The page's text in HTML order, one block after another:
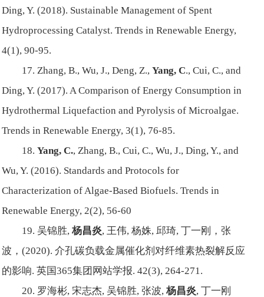
Ding, Y.(2018). Sustainable Management of Spent
Hydroprocessing Catalyst. Trends in Renewable Energy,
4(1), 90-95.
17. Zhang, B., Wu, J., Deng, Z.,Yang, C., Cui, C., and
Ding, Y. (2017). A Comparison of Energy Consumption in
Hydrothermal Liquefaction and Pyrolysis of Microalgae.
Trends in Renewable Energy, 3(1), 76-85.
18.Yang, C., Zhang, B., Cui, C., Wu, J., Ding, Y., and
Wu, Y. (2016). Standards and Protocols for
Characterization of Algae-Based Biofuels. Trends in
Renewable Energy, 2(2), 56-60
19. 吴锦胜,杨昌炎, 王伟, 杨姝, 邱琦, 丁一刚，张
波，(2020). 介孔碳负载金属催化剂对纤维素热裂解反应
的影响. 英国365集团网站学报. 42(3), 264-271.
20. 罗海彬, 宋志杰, 吴锦胜,张波,杨昌炎, 丁一刚